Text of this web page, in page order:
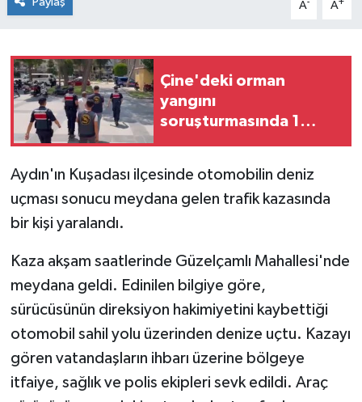
A- A+
Çine'deki orman
yangını
soruşturmasında 1
Aydın'ın Kuşadası ilçesinde otomobilin deniz
uçması sonucu meydana gelen trafik kazasında
bir kişi yaralandı.
Kaza akşam saatlerinde Güzelçamlı Mahallesi'nde
meydana geldi. Edinilen bilgiye göre,
sürücüsünün direksiyon hakimiyetini kaybettiği
otomobil sahil yolu üzerinden denize uçtu. Kazayı
gören vatandaşların ihbarı üzerine bölgeye
itfaiye, sağlık ve polis ekipleri sevk edildi. Araç